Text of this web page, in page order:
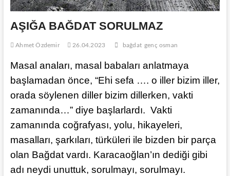
AŞIĞA BAĞDAT SORULMAZ
Ahmet Özdemir 26.04.2023 bağdat genç osman
Masal anaları, masal babaları anlatmaya
başlamadan önce, “Ehi sefa …. o iller bizim iller,
orada söylenen diller bizim dillerken, vakti
zamanında…” diye başlarlardı. Vakti
zamanında coğrafyası, yolu, hikayeleri,
masalları, şarkıları, türküleri ile bizden bir parça
olan Bağdat vardı. Karacaoğlan’ın dediği gibi
adı neydi unuttuk, sorulmayı, sorulmayı.